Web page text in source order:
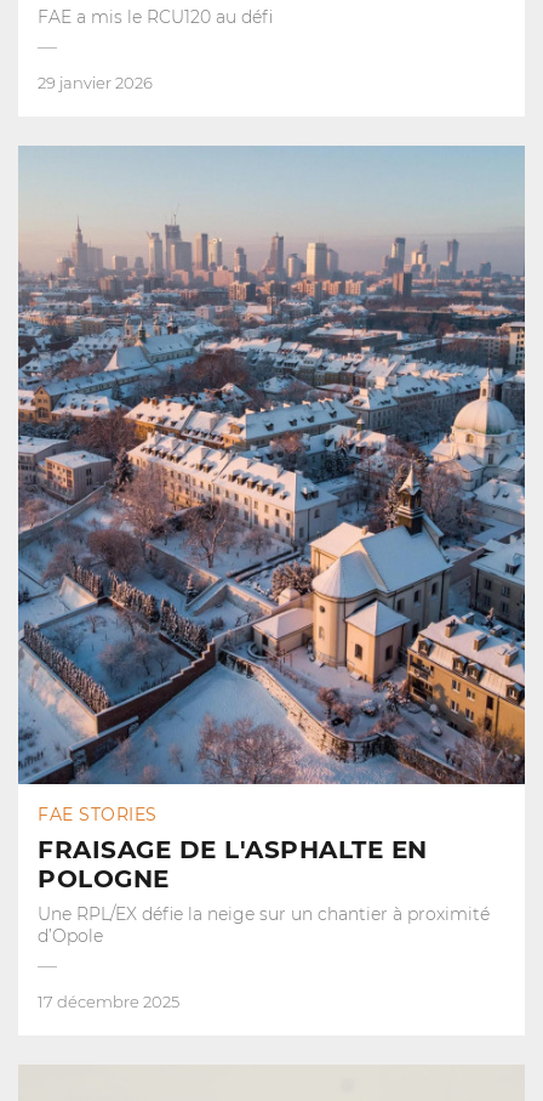
FAE a mis le RCU120 au défi
29 janvier 2026
FAE STORIES
FRAISAGE DE L'ASPHALTE EN
POLOGNE
Une RPL/EX défie la neige sur un chantier à proximité
d’Opole
17 décembre 2025